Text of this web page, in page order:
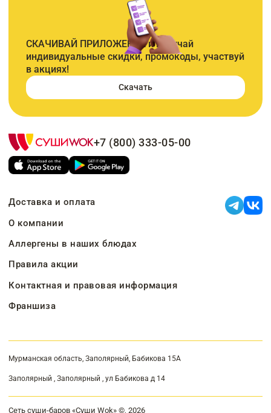
СКАЧИВАЙ ПРИЛОЖЕНИЕ и получай
индивидуальные скидки, промокоды, участвуй
в акциях!
Скачать
+7 (800) 333-05-00
Доставка и оплата
О компании
Аллергены в наших блюдах
Правила акции
Контактная и правовая информация
Франшиза
Мурманская область, Заполярный, Бабикова 15А
Заполярный , Заполярный , ул Бабикова д 14
Сеть суши-баров «Суши Wok» ©, 2026